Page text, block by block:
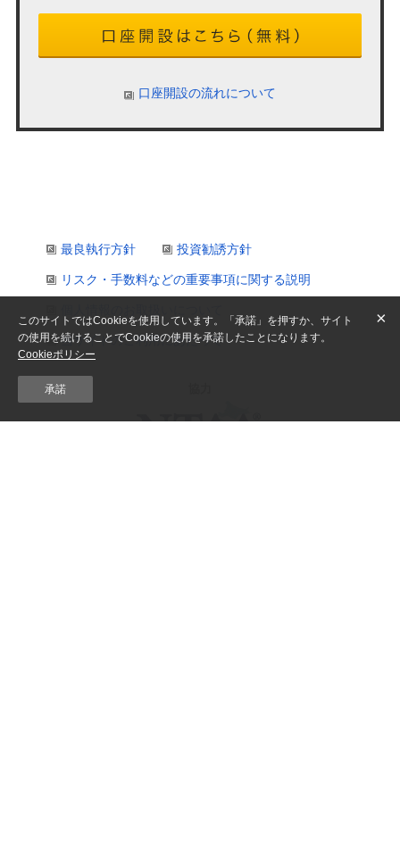
口座開設の流れについて
最良執行方針 投資勧誘方針
リスク・手数料などの重要事項に関する説明
当サイトのご利用にあたって
このサイトではCookieを使用しています。「承諾」を押すか、サイト
の使用を続けることでCookieの使用を承諾したことになります。
Cookieポリシー
承諾
×